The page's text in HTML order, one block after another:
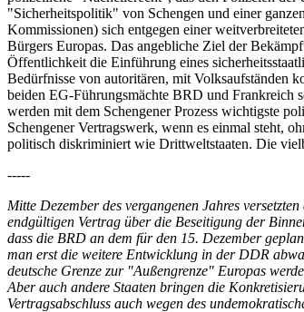
"Sicherheitspolitik" von Schengen und einer
Kommissionen) sich entgegen einer
Bürgers Europas. Das angebliche Ziel der
Öffentlichkeit die Einführung eines
Bedürfnisse von autoritären, mit Volksaufständen
beiden EG-Führungsmächte BRD und Frankreich
werden mit dem Schengener Prozess wichtigste
Schengener Vertragswerk, wenn es einmal steht,
politisch diskriminiert wie Drittweltstaaten. Die
-----
Mitte Dezember des vergangenen Jahres
endgültigen Vertrag über die Beseitigung der
dass die BRD an dem für den 15. Dezember
man erst die weitere Entwicklung in der DDR
deutsche Grenze zur "Außengrenze" Europas
Aber auch andere Staaten bringen die
Vertragsabschluss auch wegen des